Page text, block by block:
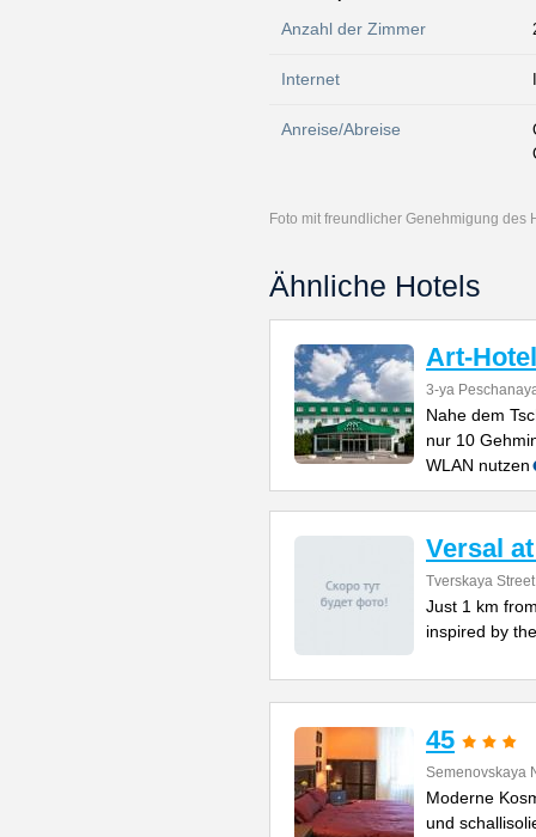
Anzahl der Zimmer
Internet
Anreise/Abreise
Foto mit freundlicher Genehmigung des
Ähnliche Hotels
Art-Hotel
3-ya
Nahe dem
nur 10
WLAN nutzen
Versal
Tverskaya
Just 1 km
inspired by
45
Semenovskaya
Moderne
und